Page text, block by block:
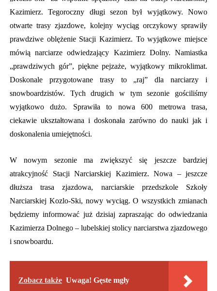
Kazimierz. Tegoroczny długi sezon był wyjątkowy. Nowo
otwarte trasy zjazdowe, kolejny wyciąg orczykowy sprawiły
prawdziwe oblężenie Stacji Kazimierz. To wyjątkowe miejsce
mówią narciarze odwiedzający Kazimierz Dolny. Namiastka
„prawdziwych gór”, piękne pejzaże, wyjątkowy mikroklimat.
Doskonale przygotowane trasy to „raj” dla narciarzy i
snowboardzistów. Tych drugich w tym sezonie gościliśmy
wyjątkowo dużo. Sprawiła to nowa 600 metrowa trasa,
ciekawie ukształtowana i doskonała zarówno do nauki jak i
doskonalenia umiejętności.
W nowym sezonie ma zwiększyć się jeszcze bardziej
atrakcyjność Stacji Narciarskiej Kazimierz. Nowa – jeszcze
dłuższa trasa zjazdowa, narciarskie przedszkole Szkoły
Narciarskiej Kozlo-Ski, nowy wyciąg. O wszystkich zmianach
będziemy informować już dzisiaj zapraszając do odwiedzania
Kazimierza Dolnego – lubelskiej stolicy narciarstwa zjazdowego
i snowboardu.
Zobacz także Uwaga! Gęste mgły